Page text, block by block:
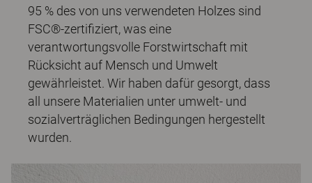
95 % des von uns verwendeten Holzes sind
FSC®-zertifiziert, was eine
verantwortungsvolle Forstwirtschaft mit
Rücksicht auf Mensch und Umwelt
gewährleistet. Wir haben dafür gesorgt, dass
all unsere Materialien unter umwelt- und
sozialverträglichen Bedingungen hergestellt
wurden.